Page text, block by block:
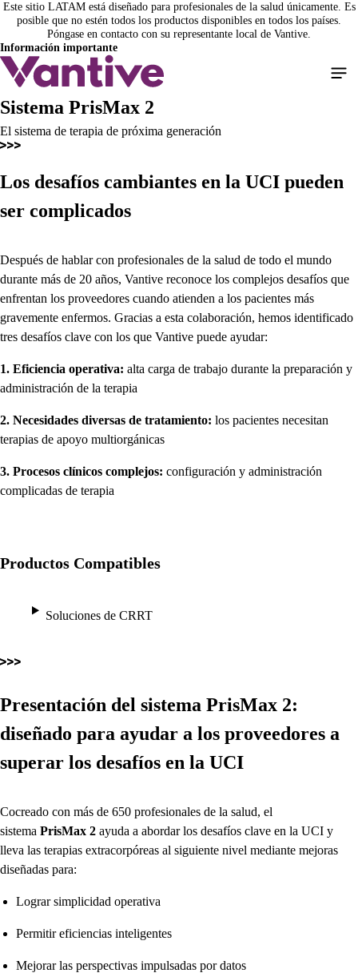
Pasar
contenido
principal
Este sitio LATAM está diseñado para profesionales de la salud únicamente. Es
posible que no estén todos los productos disponibles en todos los países.
Póngase en contacto con su representante local de Vantive.
Información importante
Sistema PrisMax 2
El sistema de terapia de próxima generación
Los desafíos cambiantes en la UCI pueden
ser complicados
Después de hablar con profesionales de la salud de todo el mundo
durante más de 20 años, Vantive reconoce los complejos desafíos que
enfrentan los proveedores cuando atienden a los pacientes más
gravemente enfermos. Gracias a esta colaboración, hemos identificado
tres desafíos clave con los que Vantive puede ayudar:
1. Eficiencia operativa: alta carga de trabajo durante la preparación y
administración de la terapia
2. Necesidades diversas de tratamiento: los pacientes necesitan
terapias de apoyo multiorgánicas
3. Procesos clínicos complejos: configuración y administración
complicadas de terapia
Productos Compatibles
Soluciones de CRRT
Presentación del sistema PrisMax 2:
diseñado para ayudar a los proveedores a
superar los desafíos en la UCI
Cocreado con más de 650 profesionales de la salud, el
sistema PrisMax 2 ayuda a abordar los desafíos clave en la UCI y
lleva las terapias extracorpóreas al siguiente nivel mediante mejoras
diseñadas para:
Lograr simplicidad operativa
Permitir eficiencias inteligentes
Mejorar las perspectivas impulsadas por datos